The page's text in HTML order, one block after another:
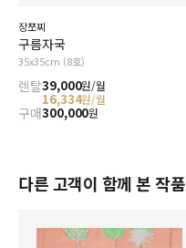
장쪼찌
구름자국
35x35cm (8호)
렌탈39,000원/월
16,334원/월
구매300,000원
다른 고객이 함께 본 작품